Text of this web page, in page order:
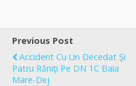
b
o
o
k
l
Previous Post
Accident Cu Un Decedat Şi
Patru Răniţi Pe DN 1C Baia
Mare-Dej